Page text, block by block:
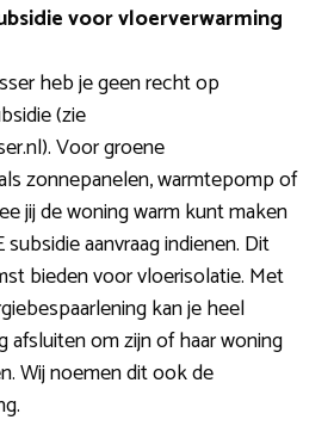
voor vloerverwarming
heb je geen recht op
(zie
Voor groene
zonnepanelen, warmtepomp of
jij de woning warm kunt maken
aanvraag indienen. Dit
bieden voor vloerisolatie. Met
kan je heel
afsluiten om zijn of haar woning
Wij noemen dit ook de